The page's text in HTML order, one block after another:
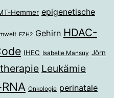
Hemmer epigenetische
EZH2 Gehirn HDAC-
IHEC Isabelle Mansuy Jörn
Leukämie
Onkologie perinatale